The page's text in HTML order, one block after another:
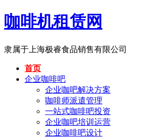
咖啡机租赁网
隶属于上海极睿食品销售有限公司
首页
企业咖啡吧
企业咖吧解决方案
咖啡师派遣管理
一站式咖啡吧投资
企业咖吧培训运营
企业咖啡吧设计